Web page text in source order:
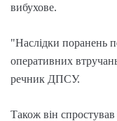
вибухове.
"Наслідки поранень
оперативних
речник ДПСУ.
Також він